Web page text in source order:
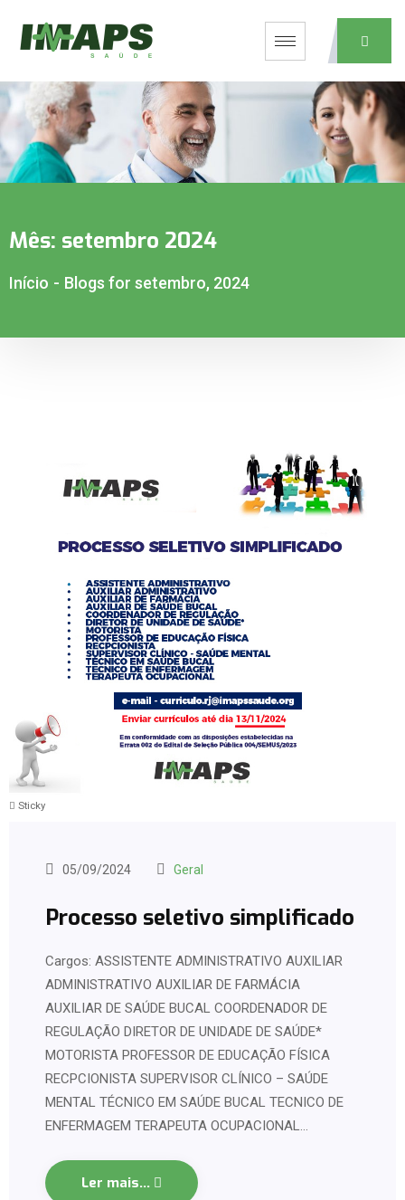
Mês: setembro 2024
Início - Blogs for setembro, 2024
Sticky
05/09/2024 Geral
Processo seletivo simplificado
Cargos: ASSISTENTE ADMINISTRATIVO AUXILIAR
ADMINISTRATIVO AUXILIAR DE FARMÁCIA
AUXILIAR DE SAÚDE BUCAL COORDENADOR DE
REGULAÇÃO DIRETOR DE UNIDADE DE SAÚDE*
MOTORISTA PROFESSOR DE EDUCAÇÃO FÍSICA
RECPCIONISTA SUPERVISOR CLÍNICO – SAÚDE
MENTAL TÉCNICO EM SAÚDE BUCAL TECNICO DE
ENFERMAGEM TERAPEUTA OCUPACIONAL…
Ler mais...